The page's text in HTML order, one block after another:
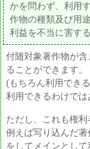
かを問わず、利用
作物の種類及び用
利益を不当に害す
付随対象著作物が
ることができます。
(もちろん利用でき
利用できるわけでは
ただし、これも権利
例えば写り込んだ
をしてメインとし